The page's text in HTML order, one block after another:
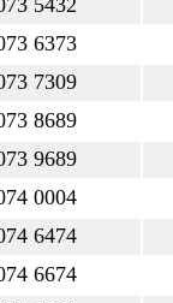
5432
6373
7309
8689
9689
0004
6474
6674